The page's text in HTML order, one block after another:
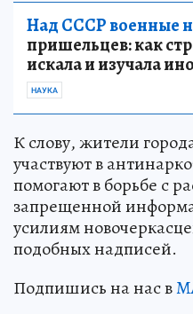
Над СССР военные
пришельцев: как
искала и изучала
НАУКА
К слову, жители
участвуют в
помогают в борьбе с
запрещенной
усилиям
подобных надписей.
Подпишись на нас в